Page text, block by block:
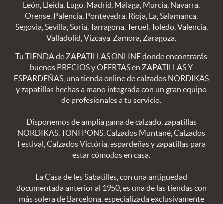
León, Lleida, Lugo, Madrid, Málaga, Murcia, Navarra,
Orense, Palencia, Pontevedra, Rioja, La, Salamanca,
Segovia, Sevilla, Soria, Tarragona, Teruel, Toledo, Valencia,
Valladolid, Vizcaya, Zamora, Zaragoza.
Tu TIENDA de ZAPATILLAS ONLINE donde encontrarás
buenos PRECIOS y OFERTAS en ZAPATILLAS Y
ESPARDEÑAS, una tienda online de calzados NORDIKAS
y zapatillas hechas a mano integrada con un gran equipo
de profesionales a tu servicio.
Disponemos de amplia gama de calzado, zapatillas
NORDIKAS, TONI PONS, Calzados Muntané, Calzados
Festival, Calzados Victória, espardeñas y zapatillas para
estar cómodos en casa.
La Casa de les Sabatilles, con una antiguedad
documentada anterior al 1950, es una de las tiendas con
más solera de Barcelona, especializada exclusivamente